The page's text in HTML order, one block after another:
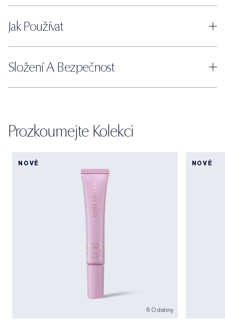
Jak Používat
Složení A Bezpečnost
Prozkoumejte Kolekci
NOVÉ
6 Odstíny
NOVÉ